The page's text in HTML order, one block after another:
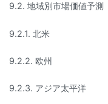
9.2. 地域別市場価値予測
9.2.1. 北米
9.2.2. 欧州
9.2.3. アジア太平洋